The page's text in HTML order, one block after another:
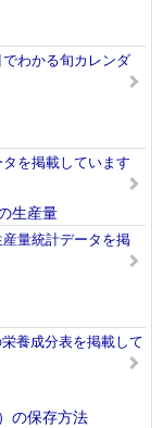
わかる旬カレンダ
を掲載しています
生産量
量統計データを掲
養成分表を掲載して
の保存方法